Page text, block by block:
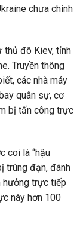
chưa chính
thủ đô Kiev, tỉnh
Truyền thông
các nhà máy
quân sự, cơ
bị tấn công trực
coi là “hậu
trúng đạn, đánh
hưởng trực tiếp
này hơn 100